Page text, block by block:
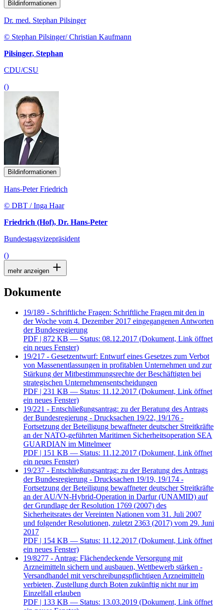
Bildinformationen
Dr. med. Stephan Pilsinger
© Stephan Pilsinger/ Christian Kaufmann
Pilsinger, Stephan
CDU/CSU
()
Bildinformationen
Hans-Peter Friedrich
© DBT / Inga Haar
Friedrich (Hof), Dr. Hans-Peter
Bundestagsvizepräsident
()
mehr anzeigen
Dokumente
19/189 - Schriftliche Fragen: Schriftliche Fragen mit den in
der Woche vom 4. Dezember 2017 eingegangenen Antworten
der Bundesregierung
PDF | 872 KB — Status: 08.12.2017 (Dokument, Link öffnet
ein neues Fenster)
19/217 - Gesetzentwurf: Entwurf eines Gesetzes zum Verbot
von Massenentlassungen in profitablen Unternehmen und zur
Stärkung der Mitbestimmungsrechte der Beschäftigten bei
strategischen Unternehmensentscheidungen
PDF | 231 KB — Status: 11.12.2017 (Dokument, Link öffnet
ein neues Fenster)
19/221 - Entschließungsantrag: zu der Beratung des Antrags
der Bundesregierung - Drucksachen 19/22, 19/176 -
Fortsetzung der Beteiligung bewaffneter deutscher Streitkräfte
an der NATO-geführten Maritimen Sicherheitsoperation SEA
GUARDIAN im Mittelmeer
PDF | 151 KB — Status: 11.12.2017 (Dokument, Link öffnet
ein neues Fenster)
19/237 - Entschließungsantrag: zu der Beratung des Antrags
der Bundesregierung - Drucksachen 19/19, 19/174 -
Fortsetzung der Beteiligung bewaffneter deutscher Streitkräfte
an der AU/VN-Hybrid-Operation in Darfur (UNAMID) auf
der Grundlage der Resolution 1769 (2007) des
Sicherheitsrates der Vereinten Nationen vom 31. Juli 2007
und folgender Resolutionen, zuletzt 2363 (2017) vom 29. Juni
2017
PDF | 154 KB — Status: 11.12.2017 (Dokument, Link öffnet
ein neues Fenster)
19/8277 - Antrag: Flächendeckende Versorgung mit
Arzneimitteln sichern und ausbauen, Wettbewerb stärken -
Versandhandel mit verschreibungspflichtigen Arzneimitteln
verbieten, Zustellung durch Boten zukünftig nicht nur im
Einzelfall erlauben
PDF | 133 KB — Status: 13.03.2019 (Dokument, Link öffnet